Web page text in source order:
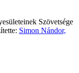
Szövetsége
Simon Nándor,